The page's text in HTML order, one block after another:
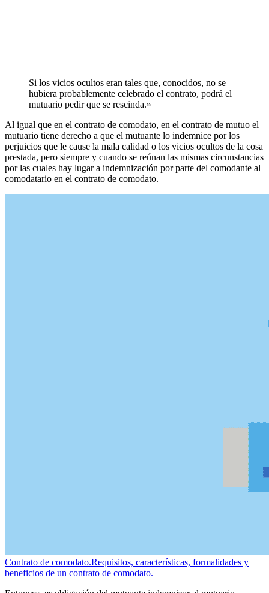
Si los vicios ocultos eran tales que, conocidos, no se
hubiera probablemente celebrado el contrato, podrá el
mutuario pedir que se rescinda.»
Al igual que en el contrato de comodato, en el contrato de mutuo el
mutuario tiene derecho a que el mutuante lo indemnice por los
perjuicios que le cause la mala calidad o los vicios ocultos de la cosa
prestada, pero siempre y cuando se reúnan las mismas circunstancias
por las cuales hay lugar a indemnización por parte del comodante al
comodatario en el contrato de comodato.
Contrato de comodato.Requisitos, características, formalidades y
beneficios de un contrato de comodato.